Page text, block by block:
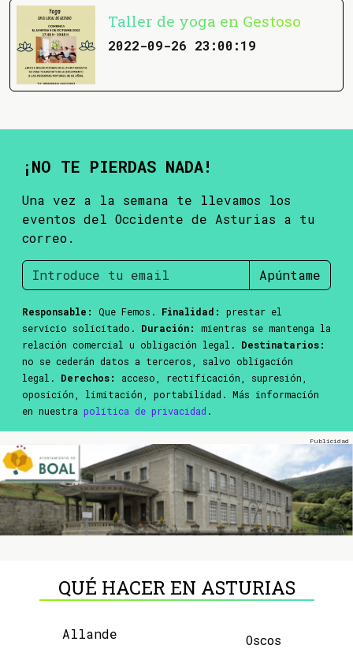
Taller de yoga en Gestoso
2022-09-26 23:00:19
¡NO TE PIERDAS NADA!
Una vez a la semana te llevamos los
eventos del Occidente de Asturias a tu
correo.
Apúntame
Responsable: Que Femos. Finalidad:
prestar el
servicio solicitado. Duración:
mientras se mantenga la
relación comercial u obligación legal. Destinatarios:
no se cederán datos a terceros, salvo obligación
legal. Derechos:
acceso, rectificación, supresión,
oposición, limitación, portabilidad. Más información
en nuestra política de privacidad .
QUÉ HACER EN ASTURIAS
Allande
Oscos